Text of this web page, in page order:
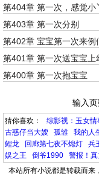
第404章 第一次，感觉小
第403章 第一次分别
第402章 宝宝第一次来例
第401章 第一次送宝宝上
第400章 第一次抱宝宝
输入页
猜你喜欢： 综影视：玉女情
古惑仔当大嫂
孤雏 我的人
鲤龙
回廊第七夜不熄灯 兵
娱之王
倒爷1990 警报！真
本站所有小说都是转载而来